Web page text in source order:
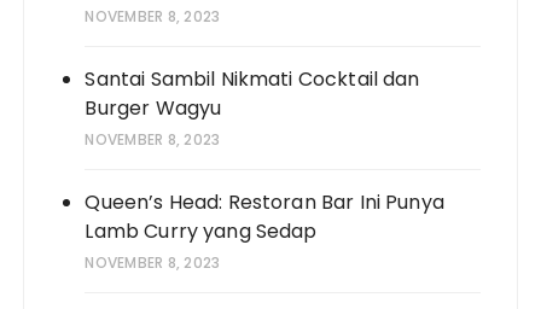
NOVEMBER 8, 2023
Santai Sambil Nikmati Cocktail dan
Burger Wagyu
NOVEMBER 8, 2023
Queen’s Head: Restoran Bar Ini Punya
Lamb Curry yang Sedap
NOVEMBER 8, 2023